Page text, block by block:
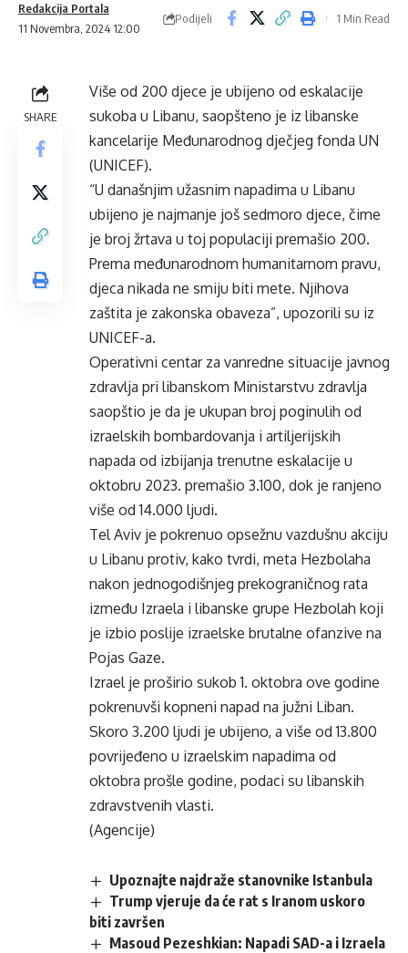
11 Novembra, 2024 12:00
Redakcija Portala
Podijeli 1 Min Read
SHARE
Više od 200 djece je ubijeno od eskalacije
sukoba u Libanu, saopšteno je iz libanske
kancelarije Međunarodnog dječjeg fonda UN
(UNICEF).
“U današnjim užasnim napadima u Libanu
ubijeno je najmanje još sedmoro djece, čime
je broj žrtava u toj populaciji premašio 200.
Prema međunarodnom humanitarnom pravu,
djeca nikada ne smiju biti mete. Njihova
zaštita je zakonska obaveza”, upozorili su iz
UNICEF-a.
Operativni centar za vanredne situacije javnog
zdravlja pri libanskom Ministarstvu zdravlja
saopštio je da je ukupan broj poginulih od
izraelskih bombardovanja i artiljerijskih
napada od izbijanja trenutne eskalacije u
oktobru 2023. premašio 3.100, dok je ranjeno
više od 14.000 ljudi.
Tel Aviv je pokrenuo opsežnu vazdušnu akciju
u Libanu protiv, kako tvrdi, meta Hezbolaha
nakon jednogodišnjeg prekograničnog rata
između Izraela i libanske grupe Hezbolah koji
je izbio poslije izraelske brutalne ofanzive na
Pojas Gaze.
Izrael je proširio sukob 1. oktobra ove godine
pokrenuvši kopneni napad na južni Liban.
Skoro 3.200 ljudi je ubijeno, a više od 13.800
povrijeđeno u izraelskim napadima od
oktobra prošle godine, podaci su libanskih
zdravstvenih vlasti.
(Agencije)
Upoznajte najdraže stanovnike Istanbula
Trump vjeruje da će rat s Iranom uskoro
biti završen
Masoud Pezeshkian: Napadi SAD-a i Izraela